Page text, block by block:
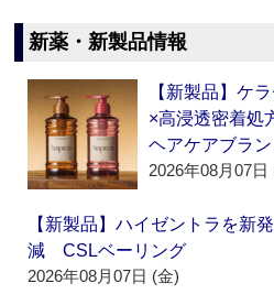
新薬・新製品情報
【新製品】ケ
×高浸透密着処
ヘアケアブラ
2026年08月07日
【新製品】ハイゼントラを新
減 CSLベーリング
2026年08月07日 (金)